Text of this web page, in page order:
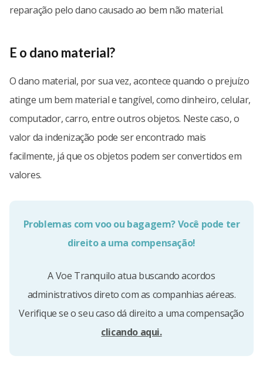
reparação pelo dano causado ao bem não material.
E o dano material?
O dano material, por sua vez, acontece quando o prejuízo
atinge um bem material e tangível, como dinheiro, celular,
computador, carro, entre outros objetos. Neste caso, o
valor da indenização pode ser encontrado mais
facilmente, já que os objetos podem ser convertidos em
valores.
Problemas com voo ou bagagem? Você pode ter
direito a uma compensação!
A Voe Tranquilo atua buscando acordos
administrativos direto com as companhias aéreas.
Verifique se o seu caso dá direito a uma compensação
clicando aqui.